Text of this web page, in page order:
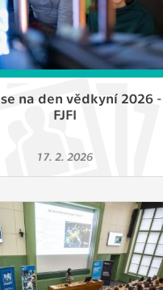
účelem zobrazení
Zpravidla jde o
chování
a všechny cookies
na den vědkyní 2026 -
FJFI
17. 2. 2026